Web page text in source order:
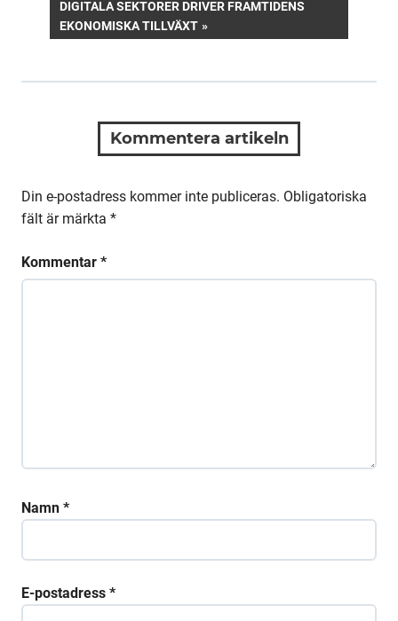
NEXT
POST:
DIGITALA SEKTORER DRIVER FRAMTIDENS
EKONOMISKA TILLVÄXT
Kommentera artikeln
Din e-postadress kommer inte publiceras. Obligatoriska
fält är märkta *
Kommentar *
Namn *
E-postadress *